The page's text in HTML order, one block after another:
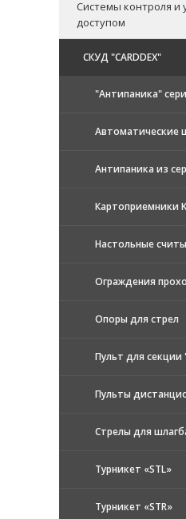
Системы контроля и
доступом
CКУД "CARDDEX"
"Антипаника"
Автоматические
Антипаника из
Картоприемники
Настольные
Ограждения
Опоры для стрел
Пульт для
Пульты
Стрелы для
Турникет «STL»
Турникет «STR»